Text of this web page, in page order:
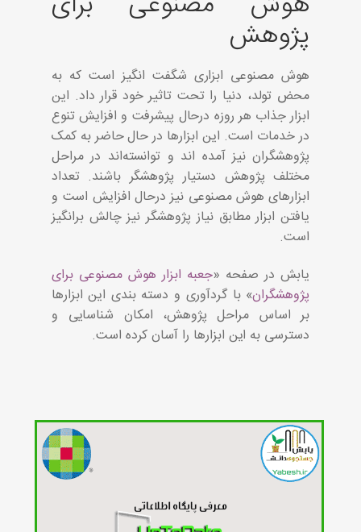
پژوهش
هوش مصنوعی ابزاری شگفت انگیز است که به
محض تولد، دنیا را تحت تاثیر خود قرار داد. این
ابزار جذاب هر روزه درحال پیشرفت و افزایش تنوع
در خدمات است. این ابزارها در حال حاضر به کمک
پژوهشگران نیز آمده اند و توانسته‌اند در مراحل
مختلف پژوهش دستیار پژوهشگر باشند. تعداد
ابزارهای هوش مصنوعی نیز درحال افزایش است و
یافتن ابزار مطابق نیاز پژوهشگر نیز چالش برانگیز
است.
یابش در صفحه «جعبه ابزار هوش مصنوعی برای
پژوهشگران» با گردآوری و دسته بندی این ابزارها
بر اساس مراحل پژوهش، امکان شناسایی و
دسترسی به این ابزارها را آسان کرده است.